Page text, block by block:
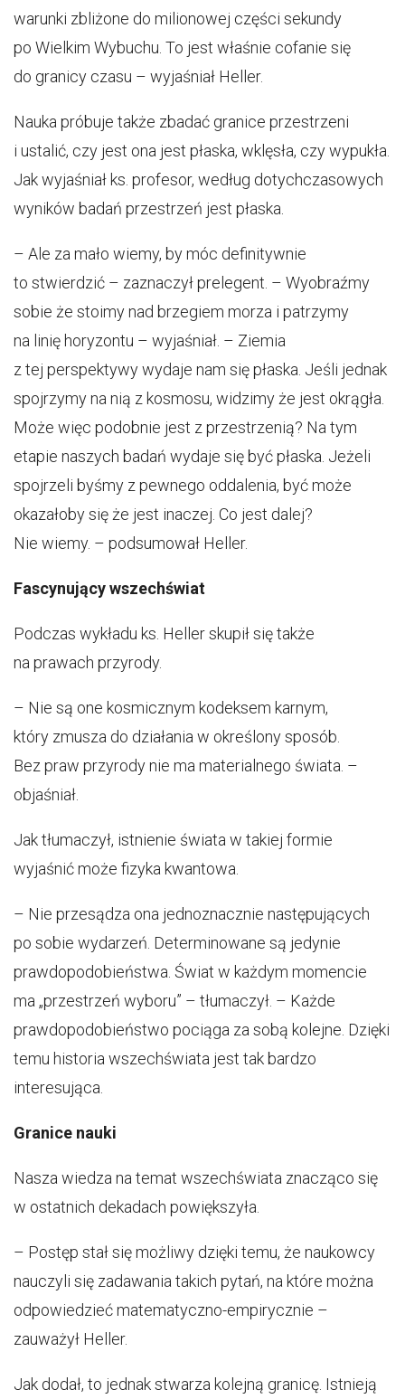
warunki zbliżone do milionowej części sekundy
po Wielkim Wybuchu. To jest właśnie cofanie się
do granicy czasu – wyjaśniał Heller.
Nauka próbuje także zbadać granice przestrzeni
i ustalić, czy jest ona jest płaska, wklęsła, czy wypukła.
Jak wyjaśniał ks. profesor, według dotychczasowych
wyników badań przestrzeń jest płaska.
– Ale za mało wiemy, by móc definitywnie
to stwierdzić – zaznaczył prelegent. – Wyobraźmy
sobie że stoimy nad brzegiem morza i patrzymy
na linię horyzontu – wyjaśniał. – Ziemia
z tej perspektywy wydaje nam się płaska. Jeśli jednak
spojrzymy na nią z kosmosu, widzimy że jest okrągła.
Może więc podobnie jest z przestrzenią? Na tym
etapie naszych badań wydaje się być płaska. Jeżeli
spojrzeli byśmy z pewnego oddalenia, być może
okazałoby się że jest inaczej. Co jest dalej?
Nie wiemy. – podsumował Heller.
Fascynujący wszechświat
Podczas wykładu ks. Heller skupił się także
na prawach przyrody.
– Nie są one kosmicznym kodeksem karnym,
który zmusza do działania w określony sposób.
Bez praw przyrody nie ma materialnego świata. –
objaśniał.
Jak tłumaczył, istnienie świata w takiej formie
wyjaśnić może fizyka kwantowa.
– Nie przesądza ona jednoznacznie następujących
po sobie wydarzeń. Determinowane są jedynie
prawdopodobieństwa. Świat w każdym momencie
ma „przestrzeń wyboru” – tłumaczył. – Każde
prawdopodobieństwo pociąga za sobą kolejne. Dzięki
temu historia wszechświata jest tak bardzo
interesująca.
Granice nauki
Nasza wiedza na temat wszechświata znacząco się
w ostatnich dekadach powiększyła.
– Postęp stał się możliwy dzięki temu, że naukowcy
nauczyli się zadawania takich pytań, na które można
odpowiedzieć matematyczno-empirycznie –
zauważył Heller.
Jak dodał, to jednak stwarza kolejną granicę. Istnieją